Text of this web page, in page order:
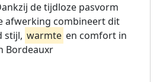
de tijdloze pasvorm
afwerking combineert dit
stijl, warmte en comfort in
Bordeauxr